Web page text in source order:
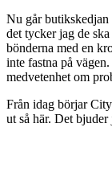
Nu går butikskedjan
det tycker jag de
bönderna med en
inte fastna på
medvetenhet om
Från idag börjar
ut så här. Det